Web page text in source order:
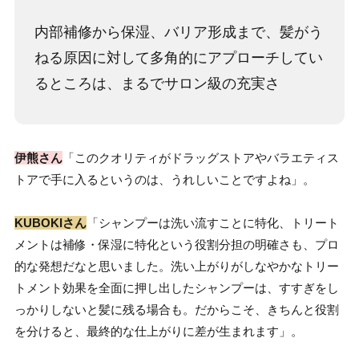
内部補修から保湿、バリア形成まで、髪がう
ねる原因に対して多角的にアプローチしてい
るところは、まるでサロン級の充実さ
伊熊さん 「このクオリティがドラッグストアやバラエティス
トアで手に入るというのは、うれしいことですよね」。
KUBOKIさん 「シャンプーは洗い流すことに特化、トリート
メントは補修・保湿に特化という役割分担の明確さも、プロ
的な発想だなと思いました。洗い上がりがしなやかなトリー
トメント効果を全面に押し出したシャンプーは、すすぎをし
っかりしないと髪に残る場合も。だからこそ、きちんと役割
を分けると、最終的な仕上がりに差が生まれます」。